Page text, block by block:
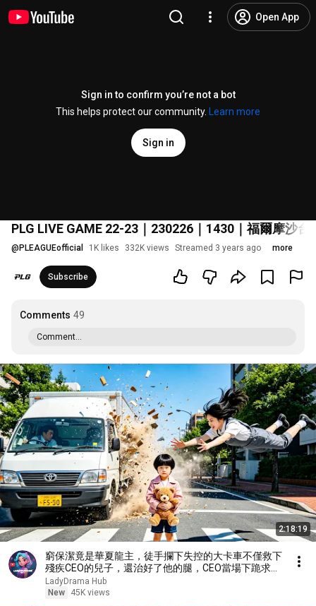
Open App
Sign in to confirm you’re not a bot
This helps protect our community.
Learn more
Sign in
PLG LIVE GAME 22-23｜230226｜1430｜福爾摩沙
@ PLEAGUEofficial 1K likes 332K views Streamed 3 years ago more
Subscribe
Comments 49
Comment...
2:18:19
窮保潔竟是華夏龍主，徒手攔下失控的大卡車不僅救下
殘疾CEO的兒子，還治好了他的腿，CEO當場下跪求取
他。 【戰神媽咪：殘障總裁寵上天】
LadyDrama Hub
New
45K views